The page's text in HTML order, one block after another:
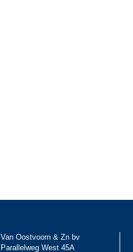
Van Oostvoorn & Zn bv
Parallelweg West 45A